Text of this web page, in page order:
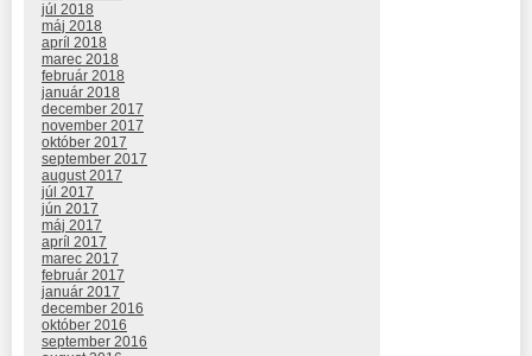
júl 2018
máj 2018
apríl 2018
marec 2018
február 2018
január 2018
december 2017
november 2017
október 2017
september 2017
august 2017
júl 2017
jún 2017
máj 2017
apríl 2017
marec 2017
február 2017
január 2017
december 2016
október 2016
september 2016